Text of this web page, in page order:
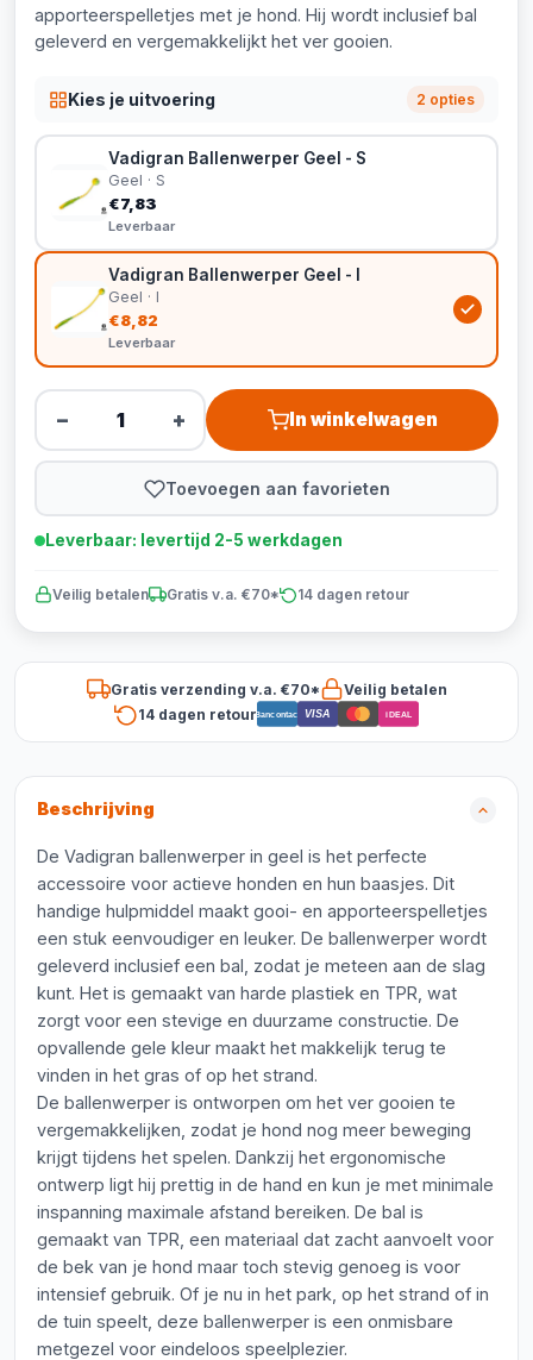
apporteerspelletjes met je hond. Hij wordt inclusief bal
geleverd en vergemakkelijkt het ver gooien.
Kies je uitvoering 2 opties
Vadigran Ballenwerper Geel - S
Geel · S
€7,83
Leverbaar
Vadigran Ballenwerper Geel - l
Geel · l
€8,82
Leverbaar
− + In winkelwagen
Toevoegen aan favorieten
Leverbaar: levertijd 2-5 werkdagen
Veilig betalen Gratis v.a. €70* 14 dagen retour
Gratis verzending v.a. €70*
Veilig betalen
14 dagen retourBancontact VISA iDEAL
Beschrijving
De Vadigran ballenwerper in geel is het perfecte
accessoire voor actieve honden en hun baasjes. Dit
handige hulpmiddel maakt gooi- en apporteerspelletjes
een stuk eenvoudiger en leuker. De ballenwerper wordt
geleverd inclusief een bal, zodat je meteen aan de slag
kunt. Het is gemaakt van harde plastiek en TPR, wat
zorgt voor een stevige en duurzame constructie. De
opvallende gele kleur maakt het makkelijk terug te
vinden in het gras of op het strand.
De ballenwerper is ontworpen om het ver gooien te
vergemakkelijken, zodat je hond nog meer beweging
krijgt tijdens het spelen. Dankzij het ergonomische
ontwerp ligt hij prettig in de hand en kun je met minimale
inspanning maximale afstand bereiken. De bal is
gemaakt van TPR, een materiaal dat zacht aanvoelt voor
de bek van je hond maar toch stevig genoeg is voor
intensief gebruik. Of je nu in het park, op het strand of in
de tuin speelt, deze ballenwerper is een onmisbare
metgezel voor eindeloos speelplezier.